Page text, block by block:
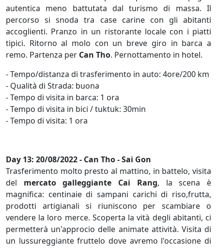
autentica meno battutata dal turismo di massa. Il
percorso si snoda tra case carine con gli abitanti
accoglienti. Pranzo in un ristorante locale con i piatti
tipici. Ritorno al molo con un breve giro in barca a
remo. Partenza per Can Tho. Pernottamento in hotel.
- Tempo/distanza di trasferimento in auto: 4ore/200 km
- Qualità di Strada: buona
- Tempo di visita in barca: 1 ora
- Tempo di visita in bici / tuktuk: 30min
- Tempo di visita: 1 ora
Day 13: 20/08/2022 - Can Tho - Sai Gon
Trasferimento molto presto al mattino, in battelo, visita
del mercato galleggiante Cai Rang, la scena è
magnifica: centinaie di sampani carichi di riso,frutta,
prodotti artigianali si riuniscono per scambiare o
vendere la loro merce. Scoperta la vità degli abitanti, ci
permetterà un'approcio delle animate attività. Visita di
un lussureggiante fruttelo dove avremo l'occasione di